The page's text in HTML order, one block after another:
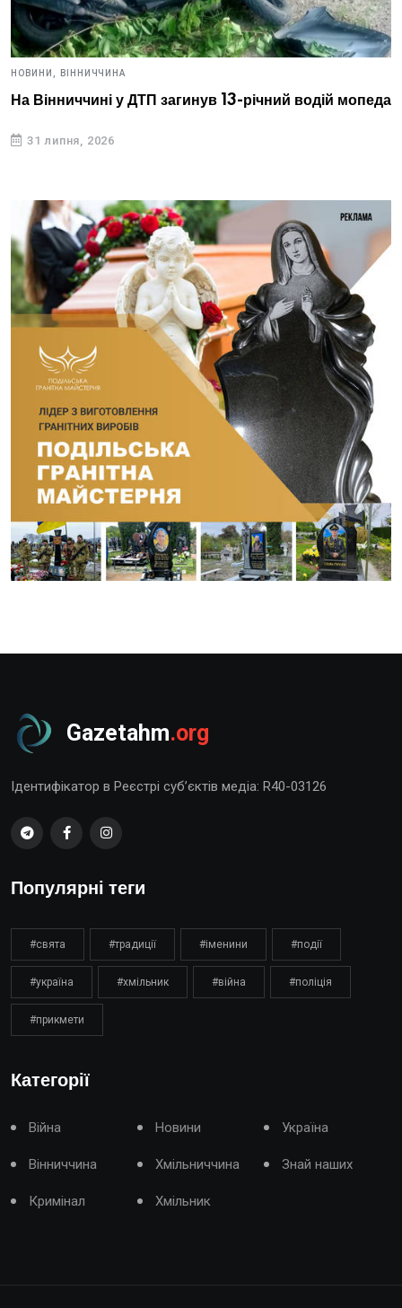
НОВИНИ, ВІННИЧЧИНА
На Вінниччині у ДТП загинув 13-річний водій мопеда
31 липня, 2026
Gazetahm.org
Ідентифікатор в Реєстрі суб’єктів медіа: R40-03126
Популярні теги
#свята #традиції #іменини #події
#україна #хмільник #війна #поліція
#прикмети
Категорії
Війна Новини Україна
Вінниччина Хмільниччина Знай наших
Кримінал Хмільник